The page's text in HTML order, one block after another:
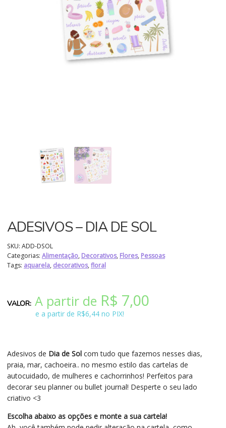
ADESIVOS – DIA DE SOL
Adesivos de Dia de Sol com tudo que fazemos nesses dias,
praia, mar, cachoeira.. no mesmo estilo das cartelas de
autocuidado, de mulheres e cachorrinhos! Perfeitos para
decorar seu planner ou bullet journal! Desperte o seu lado
criativo <3
Escolha abaixo as opções e monte a sua cartela!
SKU: ADD-DSOL
Categorias: Alimentação, Decorativos, Flores, Pessoas
Tags: aquarela, decorativos,floral
A partir de R$ 7,00
e a partir de R$6,44 no PIX!